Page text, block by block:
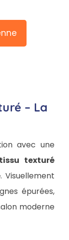
– La
avec une
tissu texturé
. Visuellement
épurées,
moderne